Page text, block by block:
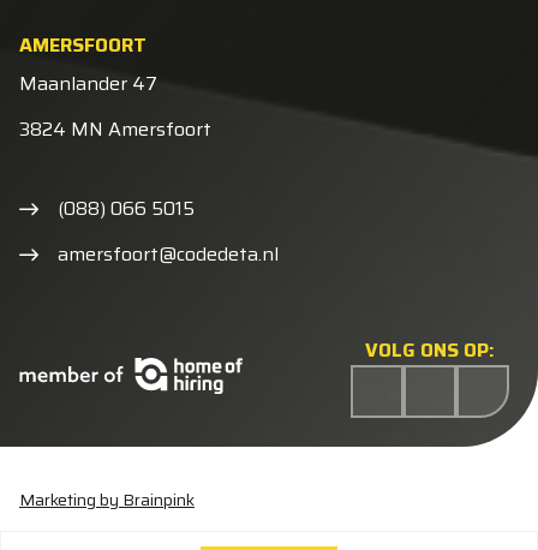
VOLG ONS OP:
AMERSFOORT
Maanlander 47
3824 MN Amersfoort
(088) 066 5015
amersfoort@codedeta.nl
Marketing by Brainpink